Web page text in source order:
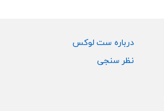
درباره ست لوکس
نظر سنجی